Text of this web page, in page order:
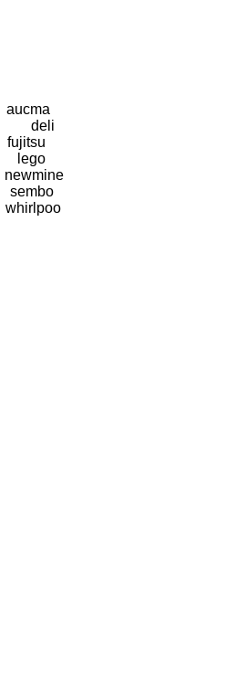
aucma
deli
fujitsu
lego
newmine
sembo
whirlpoo